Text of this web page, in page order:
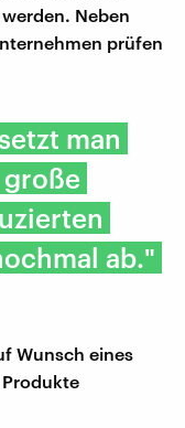
Neben
prüfen
man
ab."
Wunsch eines